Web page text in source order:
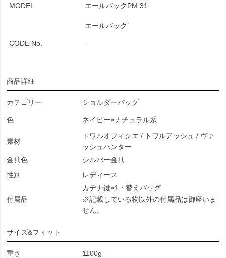
MODEL エールバッグPM 31
エールバッグ
CODE No. -
商品詳細
カテゴリー ショルダーバッグ
色 ネイビー×ナチュラル系
素材
トワルオフィシエ / トワルアッシュ / ヴァ
ッシュハンター
金具色
シルバー金具
性別
レディース
付属品
カデナ鍵×1・替えバッグ
※記載している物以外の付属品は御座いま
せん。
サイズ&フィット
重さ 1100g